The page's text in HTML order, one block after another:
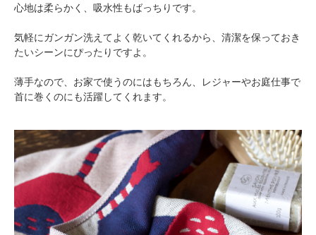
心地は柔らかく、吸水性もばっちりです。
気軽にガンガン洗えてよく乾いてくれるから、清潔を保っておき
たいシーンにぴったりですよ。
薄手なので、お家で使うのにはもちろん、レジャーやお庭仕事で
首に巻くのにも活躍してくれます。